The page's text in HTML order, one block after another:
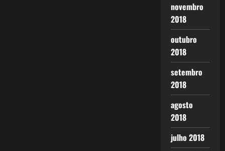
novembro
2018
outubro
2018
setembro
2018
agosto
2018
julho 2018